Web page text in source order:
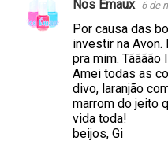
Nos Émaux 6 de
Por causa das
investir na
pra mim. Tãããão
Amei todas as
divo, laranjão
marrom do jeito
vida toda!
beijos, Gi